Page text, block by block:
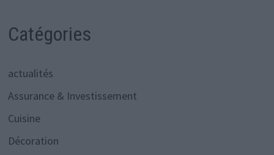
Catégories
actualités
Assurance & Investissement
Cuisine
Décoration